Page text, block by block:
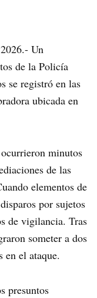
Un
de la Policía
se registró en las
ubicada en
minutos
de las
elementos de
por sujetos
de vigilancia. Tras
someter a dos
en el ataque.
presuntos